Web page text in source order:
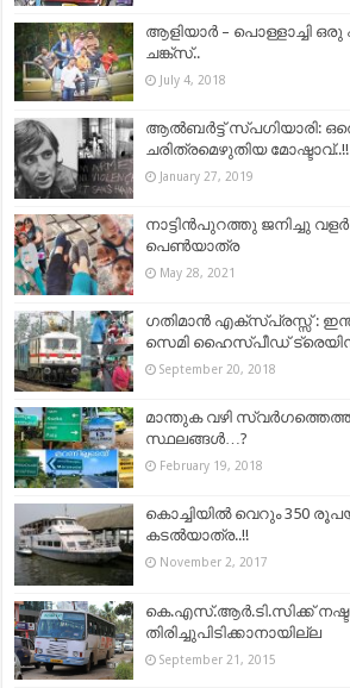
ആളിയാർ – പൊള്ളാച്ചി
ചങ്ക്‌സ്..
July 4, 2018
ആല്‍ബര്‍ട്ട് സ്പഗിയാരി:
ചരിത്രമെഴുതിയ മോഷ്ടാവ്..!!
January 27, 2019
നാട്ടിൻപുറത്തു ജനിച്ചു
പെൺയാത്ര
May 28, 2021
ഗതിമാൻ എക്സ്പ്രസ്സ് :
സെമി ഹൈസ്പീഡ്
September 20, 2018
മാന്തുക വഴി
സ്ഥലങ്ങള്‍…?
February 19, 2018
കൊച്ചിയില്‍ വെറും 350
കടല്‍യാത്ര..!!
November 2, 2017
കെ.എസ്.ആര്‍.ടി.സിക്ക്
തിരിച്ചുപിടിക്കാനായില്ല
September 21, 2015